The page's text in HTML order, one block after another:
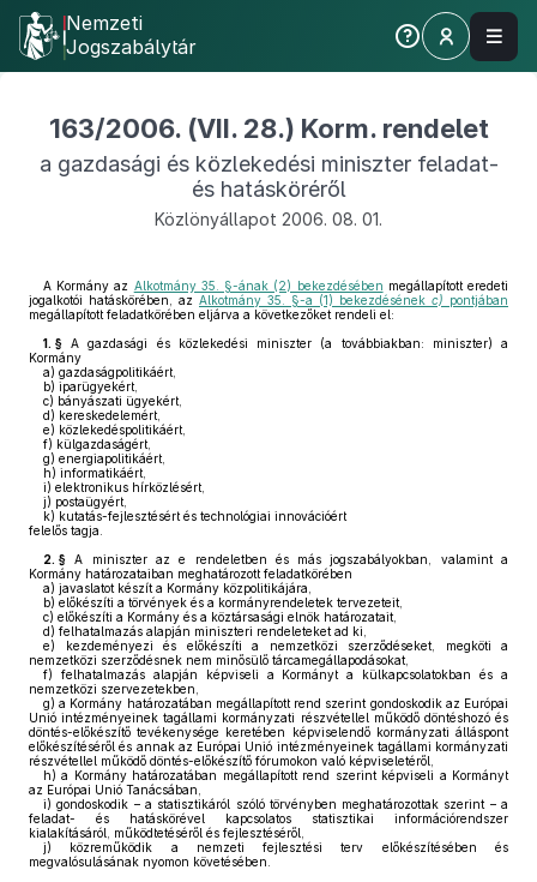
Nemzeti
Jogszabálytár
163/2006. (VII. 28.) Korm. rendelet
a gazdasági és közlekedési miniszter feladat-
és hatásköréről
Közlönyállapot 2006. 08. 01.
A Kormány az Alkotmány 35. §-ának (2) bekezdésében megállapított eredeti
jogalkotói hatáskörében, az Alkotmány 35. §-a (1) bekezdésének c) pontjában
megállapított feladatkörében eljárva a következőket rendeli el:
1. § A gazdasági és közlekedési miniszter (a továbbiakban: miniszter) a
Kormány
a) gazdaságpolitikáért,
b) iparügyekért,
c) bányászati ügyekért,
d) kereskedelemért,
e) közlekedéspolitikáért,
f) külgazdaságért,
g) energiapolitikáért,
h) informatikáért,
i) elektronikus hírközlésért,
j) postaügyért,
k) kutatás-fejlesztésért és technológiai innovációért
felelős tagja.
2. § A miniszter az e rendeletben és más jogszabályokban, valamint a
Kormány határozataiban meghatározott feladatkörében
a) javaslatot készít a Kormány közpolitikájára,
b) előkészíti a törvények és a kormányrendeletek tervezeteit,
c) előkészíti a Kormány és a köztársasági elnök határozatait,
d) felhatalmazás alapján miniszteri rendeleteket ad ki,
e) kezdeményezi és előkészíti a nemzetközi szerződéseket, megköti a
nemzetközi szerződésnek nem minősülő tárcamegállapodásokat,
f) felhatalmazás alapján képviseli a Kormányt a külkapcsolatokban és a
nemzetközi szervezetekben,
g) a Kormány határozatában megállapított rend szerint gondoskodik az Európai
Unió intézményeinek tagállami kormányzati részvétellel működő döntéshozó és
döntés-előkészítő tevékenysége keretében képviselendő kormányzati álláspont
előkészítéséről és annak az Európai Unió intézményeinek tagállami kormányzati
részvétellel működő döntés-előkészítő fórumokon való képviseletéről,
h) a Kormány határozatában megállapított rend szerint képviseli a Kormányt
az Európai Unió Tanácsában,
i) gondoskodik – a statisztikáról szóló törvényben meghatározottak szerint – a
feladat- és hatáskörével kapcsolatos statisztikai információrendszer
kialakításáról, működtetéséről és fejlesztéséről,
j) közreműködik a nemzeti fejlesztési terv előkészítésében és
megvalósulásának nyomon követésében.